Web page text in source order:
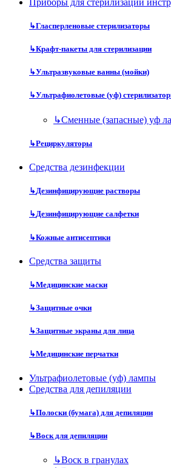
↳Гласперленовые стерилизаторы
↳Крафт-пакеты для стерилизации
↳Ультразвуковые ванны (мойки)
↳Ультрафиолетовые (уф)
↳Сменные (запасные) уф
↳Рециркуляторы
Средства дезинфекции
↳Дезинфицирующие растворы
↳Дезинфицирующие салфетки
↳Кожные антисептики
Средства защиты
↳Медицинские маски
↳Защитные очки
↳Защитные экраны для лица
↳Медицинские перчатки
Ультрафиолетовые (уф) лампы
Средства для депиляции
↳Полоски (бумага) для депиляции
↳Воск для депиляции
↳Воск в гранулах